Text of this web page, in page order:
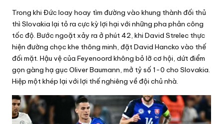
ấ
t
Trong khi Đức loay hoay tìm đường vào khung thành đối thủ
thì Slovakia lại tỏ ra cực kỳ lợi hại với những pha phản công
tốc độ. Bước ngoặt xảy ra ở phút 42, khi David Strelec thực
hiện đường chọc khe thông minh, đặt David Hancko vào thế
đối mặt. Hậu vệ của Feyenoord không bỏ lỡ cơ hội, dứt điểm
gọn gàng hạ gục Oliver Baumann, mở tỷ số 1-0 cho Slovakia.
Hiệp một khép lại với lợi thế nghiêng về đội chủ nhà.